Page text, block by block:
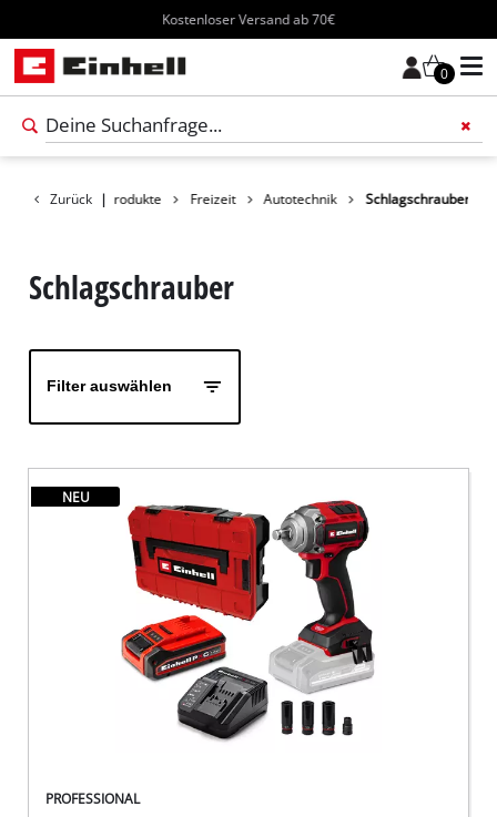
Kostenloser Versand ab 70€
0
Zurück | Produkte Freizeit Autotechnik Schlagschrauber
Schlagschrauber
Filter auswählen
NEU
PROFESSIONAL